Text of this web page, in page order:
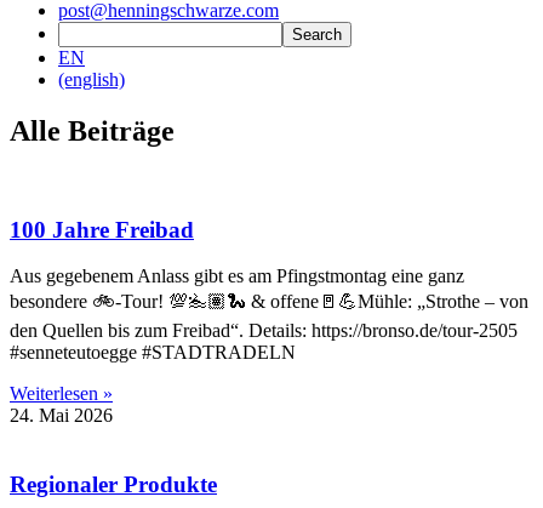
post@henningschwarze.com
EN
(english)
Alle Beiträge
100 Jahre Freibad
Aus gegebenem Anlass gibt es am Pfingstmontag eine ganz
besondere 🚲-Tour! 💯🏊🏽🐍 & offene🚪💪Mühle: „Strothe – von
den Quellen bis zum Freibad“. Details: https://bronso.de/tour-2505
#senneteutoegge #STADTRADELN
Weiterlesen »
24. Mai 2026
Regionaler Produkte